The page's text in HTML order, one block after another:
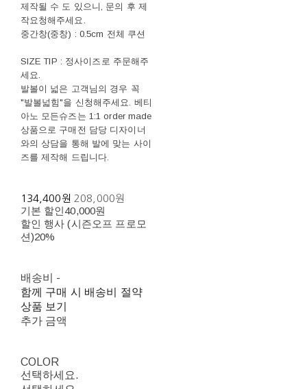
제작될 수 도 있으니, 문의 후 제
작요청해주세요.
중간창(중창) : 0.5cm 전체 쿠션
SIZE TIP : 정사이즈로 주문해주
세요.
발볼이 넓은 고객님의 경우 꼭
"발볼넓힘"을 신청해주세요. 베티
아노 모든슈즈는 1:1 order made
상품으로 구매전 담당 디자이너
와의 상담을 통해 발에 맞는 사이
즈를 제작해 드립니다.
134,400원 208,000원
기본 할인40,000원
할인 행사 (시즌오프 프로모
션)20%
배송비 -
함께 구매 시 배송비 절약
상품 보기
추가 금액
COLOR
선택하세요.